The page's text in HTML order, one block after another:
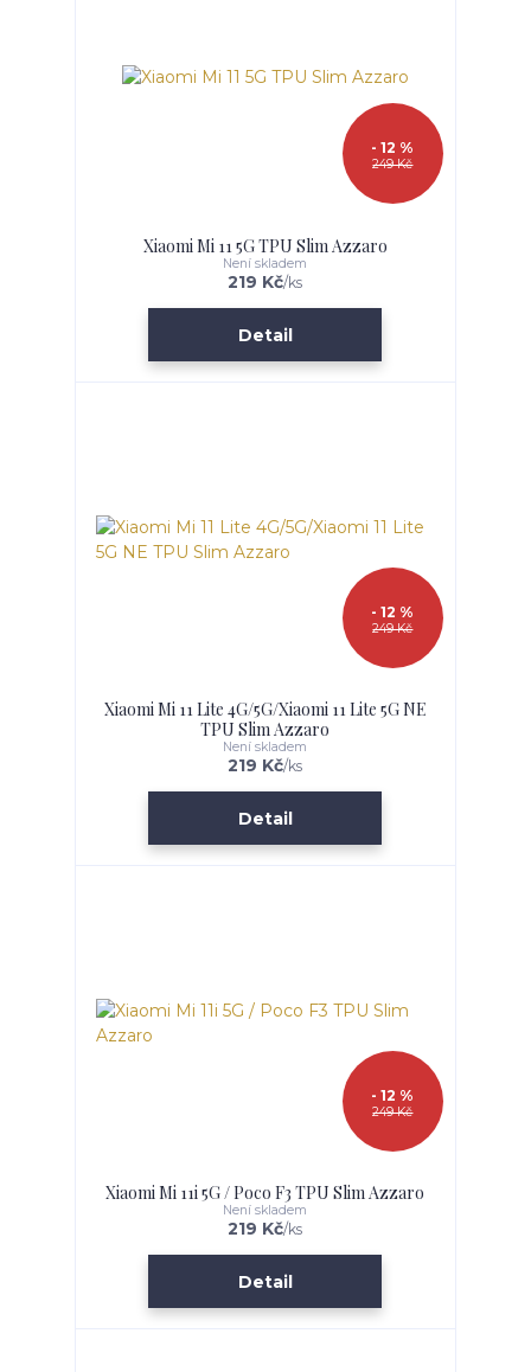
249 Kč
- 12 %
Xiaomi Mi 11 5G TPU Slim Azzaro
219 Kč/ks
Není skladem
Detail
249 Kč
- 12 %
Xiaomi Mi 11 Lite 4G/5G/Xiaomi 11 Lite 5G NE
TPU Slim Azzaro
219 Kč/ks
Není skladem
Detail
249 Kč
- 12 %
Xiaomi Mi 11i 5G / Poco F3 TPU Slim Azzaro
219 Kč/ks
Není skladem
Detail